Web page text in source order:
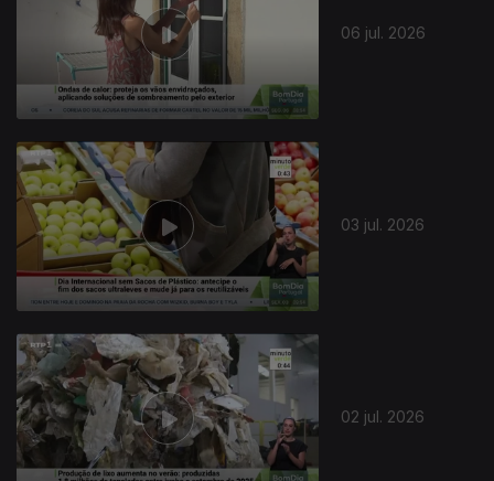
06 jul. 2026
03 jul. 2026
02 jul. 2026